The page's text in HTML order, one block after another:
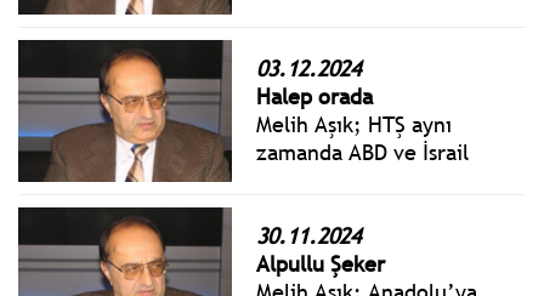
ruhla sarılıp sarmalanır ve
her daim vatan sevgisinin
bayraktarlığını yapar.
03.12.2024
Halep orada
Melih Aşık; HTŞ aynı
zamanda ABD ve İsrail
farklı olabilir. Ancak
ABD’nin HTŞ’den istediği
30.11.2024
Alpullu Şeker